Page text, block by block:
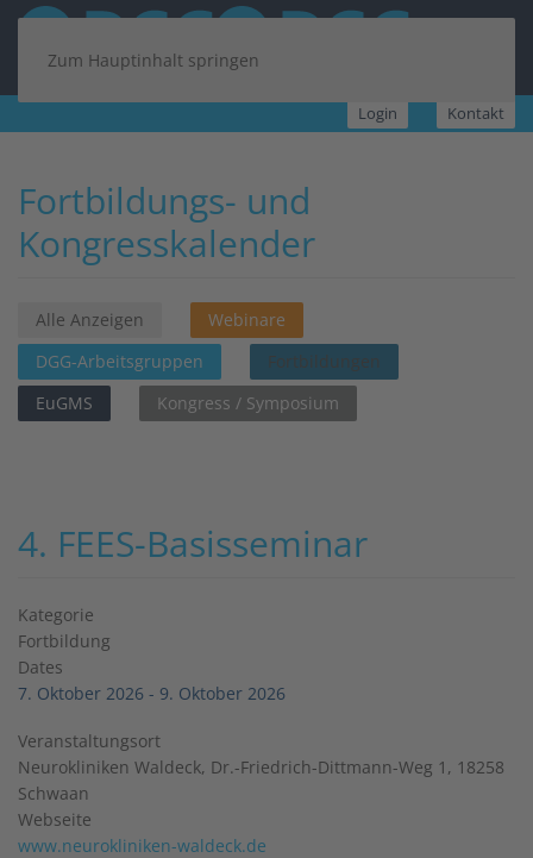
Zum Hauptinhalt springen
Login Kontakt
Fortbildungs- und
Kongresskalender
Alle Anzeigen
Webinare
DGG-Arbeitsgruppen
Fortbildungen
EuGMS
Kongress / Symposium
4. FEES-Basisseminar
Kategorie
Fortbildung
Dates
7. Oktober 2026 - 9. Oktober 2026
Veranstaltungsort
Neurokliniken Waldeck, Dr.-Friedrich-Dittmann-Weg 1, 18258
Schwaan
Webseite
www.neurokliniken-waldeck.de